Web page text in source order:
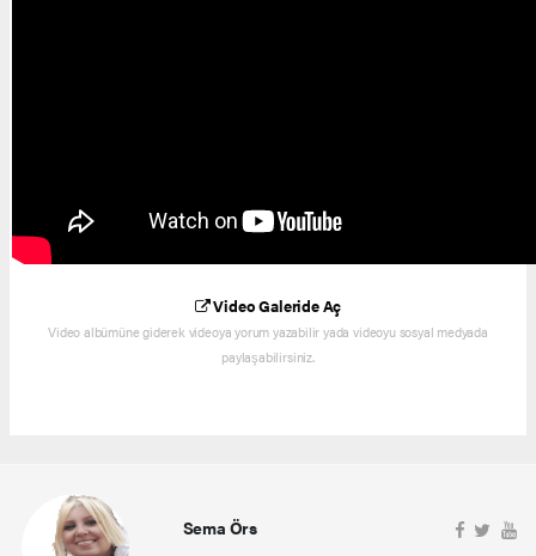
Video Galeride Aç
Video albümüne giderek videoya yorum yazabilir yada videoyu sosyal medyada
paylaşabilirsiniz.
Sema Örs